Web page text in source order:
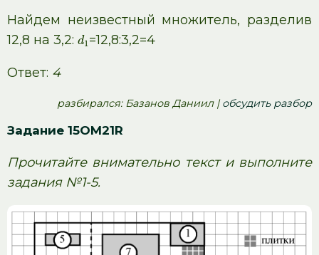
Найдем неизвестный множитель, разделив
12,8 на 3,2: d1=12,8:3,2=4
Ответ: 4
pазбирался: Базанов Даниил |обсудить разбор
Задание 15OM21R
Прочитайте внимательно текст и выполните
задания №1-5.